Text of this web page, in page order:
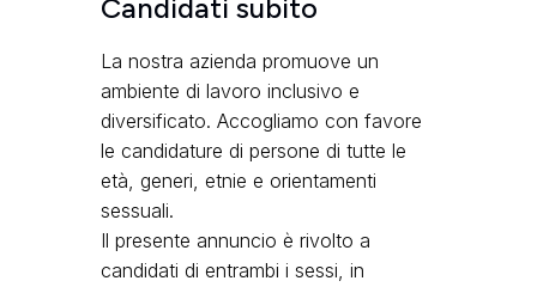
Candidati subito
La nostra azienda promuove un
ambiente di lavoro inclusivo e
diversificato. Accogliamo con favore
le candidature di persone di tutte le
età, generi, etnie e orientamenti
sessuali.
Il presente annuncio è rivolto a
candidati di entrambi i sessi, in